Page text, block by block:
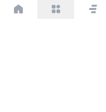
პოპულარული